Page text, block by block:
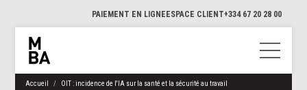
PAIEMENT EN LIGNEESPACE CLIENT+334 67 20 28 00
Accueil OIT : incidence de l'IA sur la santé et la sécurité au travail